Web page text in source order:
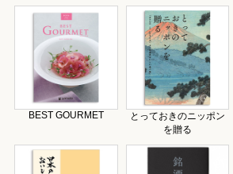
BEST GOURMET
とっておきのニッポン
を贈る